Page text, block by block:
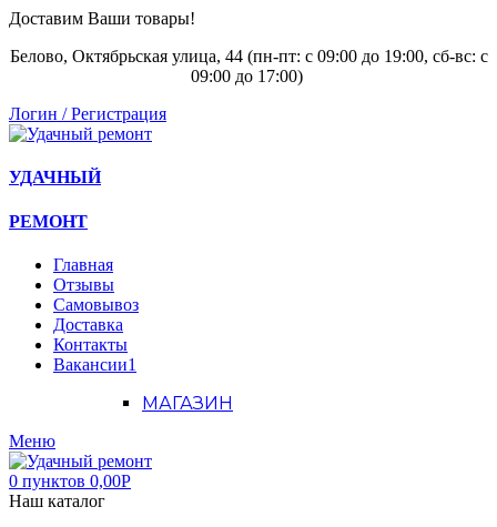
Доставим Ваши товары!
Белово, Октябрьская улица, 44 (пн-пт: с 09:00 до 19:00, сб-вс: с
09:00 до 17:00)
Логин / Регистрация
УДАЧНЫЙ
РЕМОНТ
Главная
Отзывы
Самовывоз
Доставка
Контакты
Вакансии1
МАГАЗИН
Меню
0 пунктов 0,00Р
Наш каталог